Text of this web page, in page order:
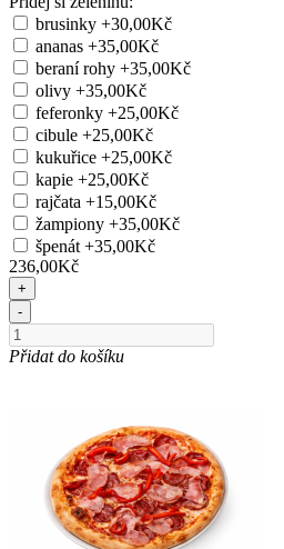
brusinky +30,00Kč
ananas +35,00Kč
beraní rohy +35,00Kč
olivy +35,00Kč
feferonky +25,00Kč
cibule +25,00Kč
kukuřice +25,00Kč
kapie +25,00Kč
rajčata +15,00Kč
žampiony +35,00Kč
špenát +35,00Kč
236,00Kč
+
-
Přidat do košíku